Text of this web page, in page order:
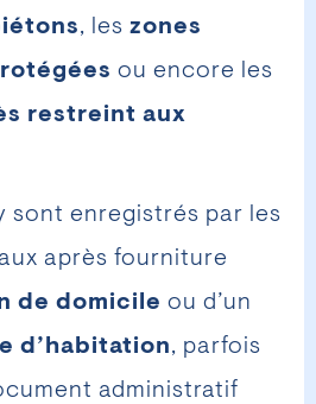
, les zones
ou encore les
restreint aux
sont enregistrés par les
après fourniture
de domicile ou d’un
d’habitation, parfois
administratif